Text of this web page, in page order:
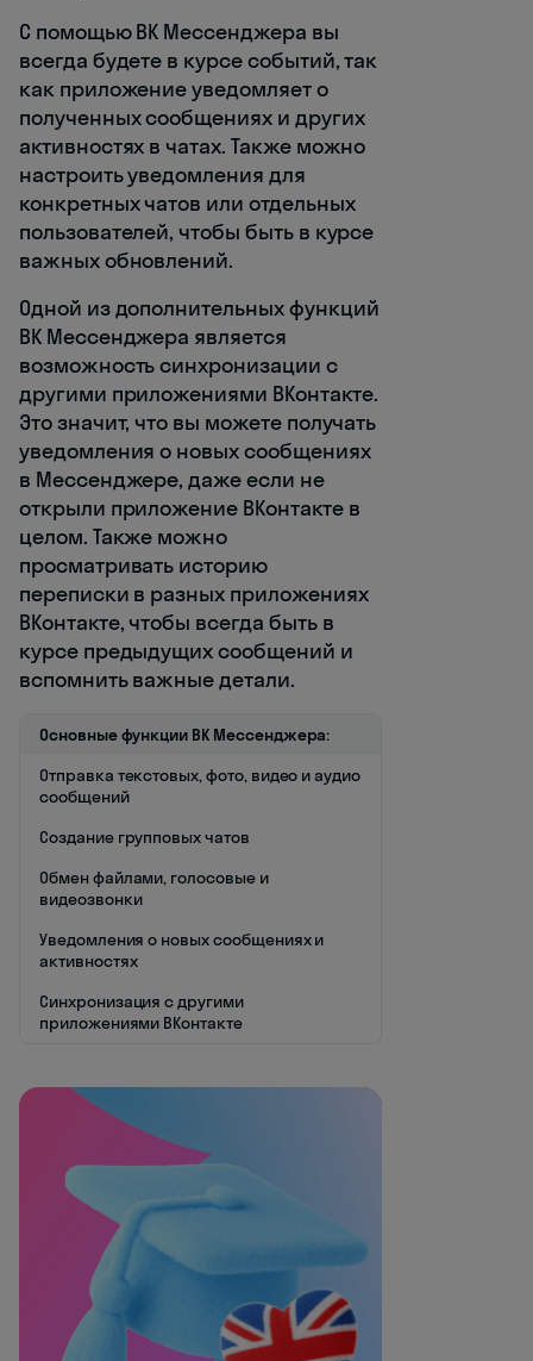
С помощью ВК Мессенджера вы
всегда будете в курсе событий, так
как приложение уведомляет о
полученных сообщениях и других
активностях в чатах. Также можно
настроить уведомления для
конкретных чатов или отдельных
пользователей, чтобы быть в курсе
важных обновлений.
Одной из дополнительных функций
ВК Мессенджера является
возможность синхронизации с
другими приложениями ВКонтакте.
Это значит, что вы можете получать
уведомления о новых сообщениях
в Мессенджере, даже если не
открыли приложение ВКонтакте в
целом. Также можно
просматривать историю
переписки в разных приложениях
ВКонтакте, чтобы всегда быть в
курсе предыдущих сообщений и
вспомнить важные детали.
Основные функции ВК Мессенджера:
Отправка текстовых, фото, видео и аудио
сообщений
Создание групповых чатов
Обмен файлами, голосовые и
видеозвонки
Уведомления о новых сообщениях и
активностях
Синхронизация с другими
приложениями ВКонтакте